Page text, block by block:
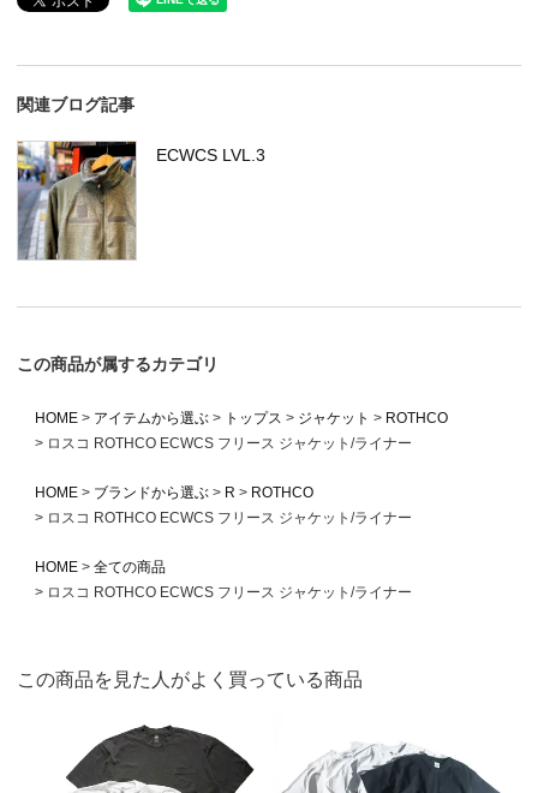
関連ブログ記事
ECWCS LVL.3
この商品が属するカテゴリ
HOME アイテムから選ぶ トップス ジャケット
ROTHCO
ロスコ ROTHCO ECWCS フリース ジャケット/ライナー
HOME ブランドから選ぶ R
ROTHCO
ロスコ ROTHCO ECWCS フリース ジャケット/ライナー
HOME
全ての商品
ロスコ ROTHCO ECWCS フリース ジャケット/ライナー
この商品を見た人がよく買っている商品